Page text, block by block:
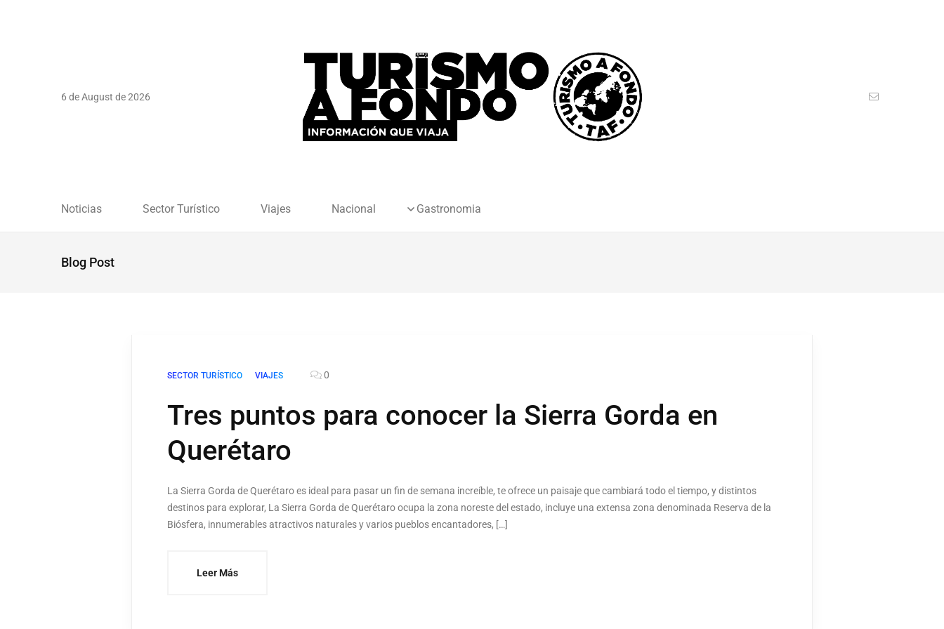
6 de August de 2026
Noticias Sector Turístico Viajes Nacional Gastronomia
Blog Post
SECTOR TURÍSTICO VIAJES 0
Tres puntos para conocer la Sierra Gorda en
Querétaro
La Sierra Gorda de Querétaro es ideal para pasar un fin de semana increíble, te ofrece un paisaje que cambiará todo el tiempo, y distintos
destinos para explorar, La Sierra Gorda de Querétaro ocupa la zona noreste del estado, incluye una extensa zona denominada Reserva de la
Biósfera, innumerables atractivos naturales y varios pueblos encantadores, […]
Leer Más